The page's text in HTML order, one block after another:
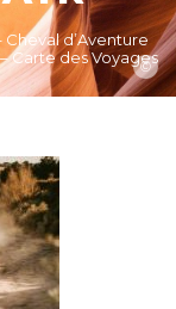
d’Aventure
Carte des Voyages
©